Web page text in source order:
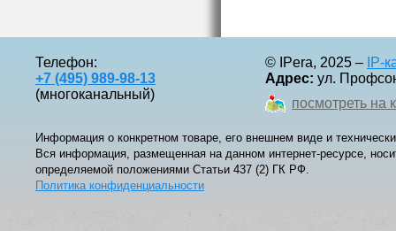
Телефон:
+7 (495) 989-98-13
(многоканальный)
© IPera, 2025 – IP-
Адрес: ул.
посмотреть на
Информация о конкретном товаре, его внешнем виде и
Вся информация, размещенная на данном интернет-ресурсе,
определяемой положениями Статьи 437 (2) ГК РФ.
Политика конфиденциальности